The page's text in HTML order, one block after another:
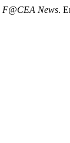
F@CEA News.